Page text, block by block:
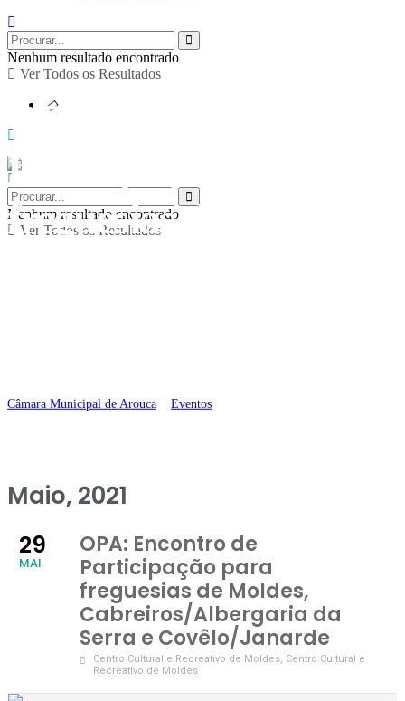
Nenhum resultado encontrado
Ver Todos os Resultados
Nenhum resultado encontrado
Ver Todos os Resultados
OPA: Encontro de
Participação para
freguesias de Moldes,
Câmara Municipal de Arouca Eventos
Maio, 2021
29
MAI
OPA: Encontro de
Participação para
freguesias de Moldes,
Cabreiros/Albergaria da
Serra e Covêlo/Janarde
Centro Cultural e Recreativo de Moldes, Centro Cultural e
Recreativo de Moldes